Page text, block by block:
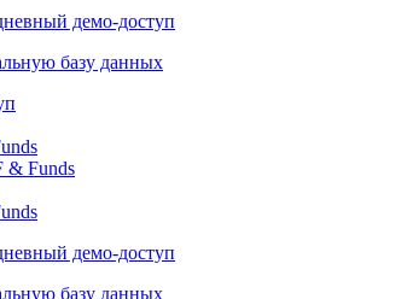
базу данных
Funds